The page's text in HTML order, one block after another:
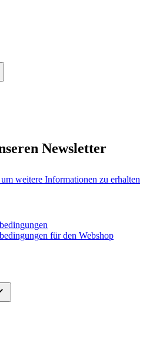
Newsletter
weitere Informationen zu erhalten
für den Webshop